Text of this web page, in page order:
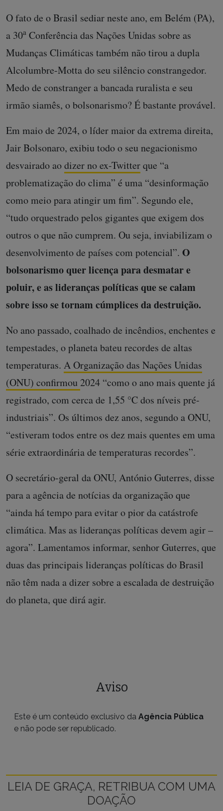
O fato de o Brasil sediar neste ano, em Belém (PA),
a 30a Conferência das Nações Unidas sobre as
Mudanças Climáticas também não tirou a dupla
Alcolumbre-Motta do seu silêncio constrangedor.
Medo de constranger a bancada ruralista e seu
irmão siamês, o bolsonarismo? É bastante provável.
Em maio de 2024, o líder maior da extrema direita,
Jair Bolsonaro, exibiu todo o seu negacionismo
desvairado aodizer no ex-Twitterque “a
problematização do clima” é uma “desinformação
como meio para atingir um fim”. Segundo ele,
“tudo orquestrado pelos gigantes que exigem dos
outros o que não cumprem. Ou seja, inviabilizam o
desenvolvimento de países com potencial”. O
bolsonarismo quer licença para desmatar e
poluir, e as lideranças políticas que se calam
sobre isso se tornam cúmplices da destruição.
No ano passado, coalhado de incêndios, enchentes e
tempestades, o planeta bateu recordes de altas
temperaturas. A Organização das Nações Unidas
(ONU) confirmou 2024 “como o ano mais quente já
registrado, com cerca de 1,55 °C dos níveis pré-
industriais”. Os últimos dez anos, segundo a ONU,
“estiveram todos entre os dez mais quentes em uma
série extraordinária de temperaturas recordes”.
O secretário-geral da ONU, António Guterres, disse
para a agência de notícias da organização que
“ainda há tempo para evitar o pior da catástrofe
climática. Mas as lideranças políticas devem agir –
agora”. Lamentamos informar, senhor Guterres, que
duas das principais lideranças políticas do Brasil
não têm nada a dizer sobre a escalada de destruição
do planeta, que dirá agir.
Aviso
Este é um conteúdo exclusivo da Agência Pública
e não pode ser republicado.
LEIA DE GRAÇA, RETRIBUA COM UMA
DOAÇÃO